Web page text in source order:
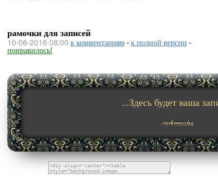
рамочки для записей
10-06-2016 08:00 к комментариям-к полной версии -
понравилось!
...Здесь будет ваша